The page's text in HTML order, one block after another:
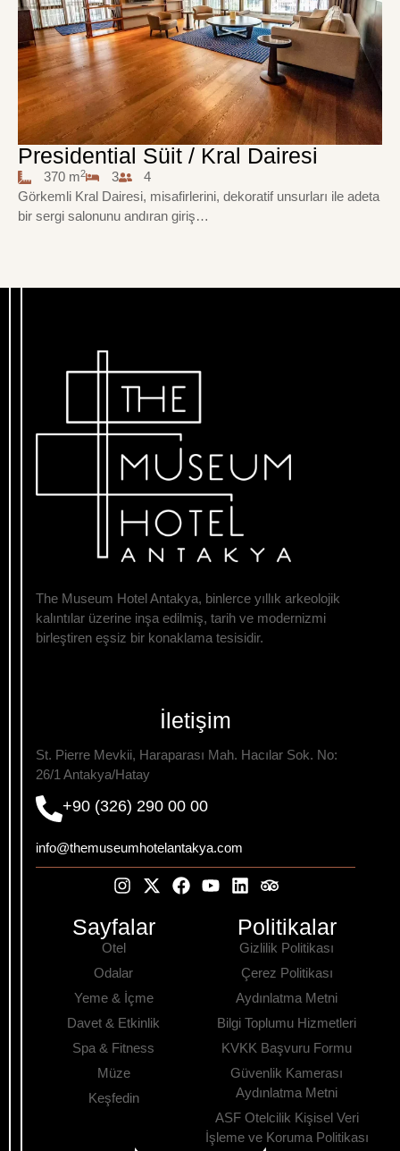
Presidential Süit / Kral Dairesi
370 m2 3
4
Görkemli Kral Dairesi, misafirlerini, dekoratif unsurları ile adeta
bir sergi salonunu andıran giriş…
The Museum Hotel Antakya, binlerce yıllık arkeolojik
kalıntılar üzerine inşa edilmiş, tarih ve modernizmi
birleştiren eşsiz bir konaklama tesisidir.
İletişim
St. Pierre Mevkii, Haraparası Mah. Hacılar Sok. No:
26/1 Antakya/Hatay
+90 (326) 290 00 00
info@themuseumhotelantakya.com
Sayfalar
Otel
Odalar
Yeme & İçme
Davet & Etkinlik
Spa & Fitness
Müze
Keşfedin
Politikalar
Gizlilik Politikası
Çerez Politikası
Aydınlatma Metni
Bilgi Toplumu Hizmetleri
KVKK Başvuru Formu
Güvenlik Kamerası
Aydınlatma Metni
ASF Otelcilik Kişisel Veri
İşleme ve Koruma Politikası